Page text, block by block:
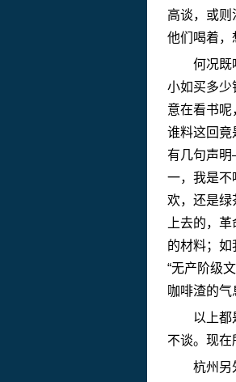
高谈，或则
他们喝着，
何况既喝
小如买多
意在看书呢
谁料这回竟
有几句声明
一，我是不
欢，还是绿
上去的，
的材料；如
“无产阶级
咖啡渣的气
以上都是
不谈。现在
杭州另外